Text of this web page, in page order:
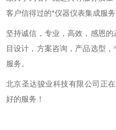
客户信得过的*仪器仪表集成服务
坚持诚信，专业，高效，感恩
目设计，方案咨询，产品选型
服务。
北京圣达骏业科技有限公司正
好的服务！